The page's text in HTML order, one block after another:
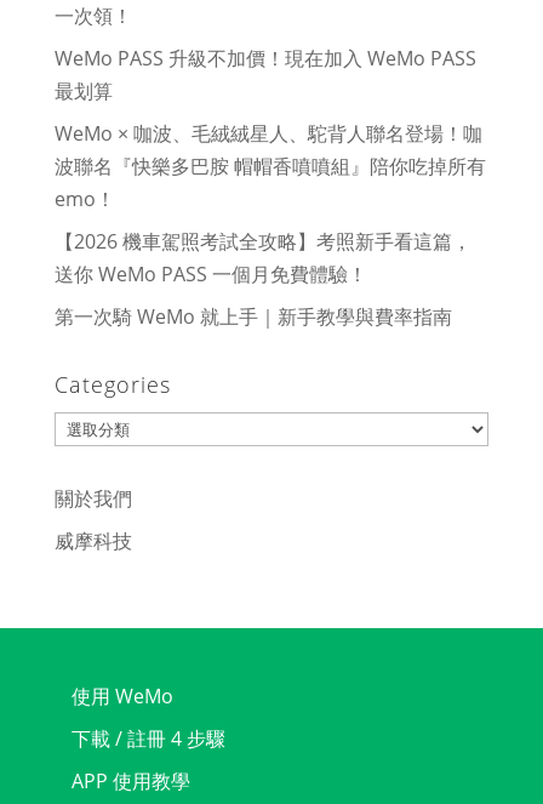
一次領！
WeMo PASS 升級不加價！現在加入 WeMo PASS
最划算
WeMo × 咖波、毛絨絨星人、駝背人聯名登場！咖
波聯名『快樂多巴胺 帽帽香噴噴組』陪你吃掉所有
emo！
【2026 機車駕照考試全攻略】考照新手看這篇，
送你 WeMo PASS 一個月免費體驗！
第一次騎 WeMo 就上手｜新手教學與費率指南
Categories
Categories
關於我們
威摩科技
使用 WeMo
下載 / 註冊 4 步驟
APP 使用教學